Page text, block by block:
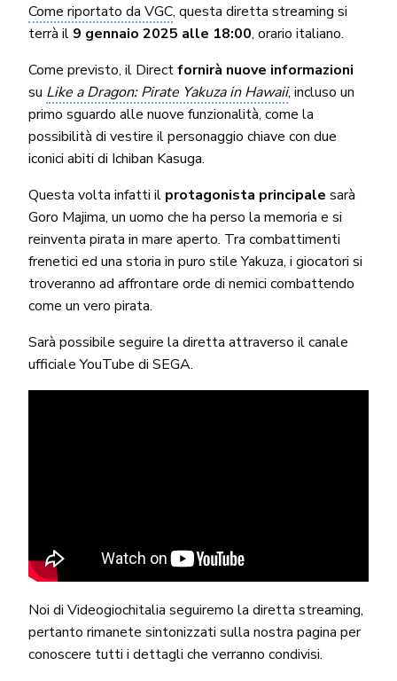
Come riportato da VGC, questa diretta streaming si
terrà il 9 gennaio 2025 alle 18:00, orario italiano.
Come previsto, il Directfornirà nuove informazioni
su Like a Dragon: Pirate Yakuza in Hawaii, incluso un
primo sguardo alle nuove funzionalità, come la
possibilità di vestire il personaggio chiave con due
iconici abiti di Ichiban Kasuga.
Questa volta infatti il protagonista principale sarà
Goro Majima, un uomo che ha perso la memoria e si
reinventa pirata in mare aperto. Tra combattimenti
frenetici ed una storia in puro stile Yakuza, i giocatori si
troveranno ad affrontare orde di nemici combattendo
come un vero pirata.
Sarà possibile seguire la diretta attraverso il canale
ufficiale YouTube di SEGA.
Noi di Videogiochitalia seguiremo la diretta streaming,
pertanto rimanete sintonizzati sulla nostra pagina per
conoscere tutti i dettagli che verranno condivisi.